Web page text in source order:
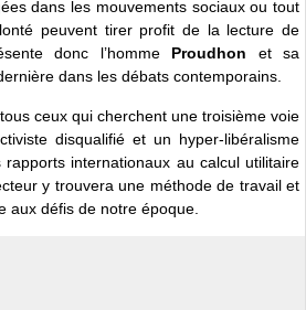
dans les mouvements sociaux ou tout
peuvent tirer profit de la lecture de
donc l’homme Proudhon et sa
dans les débats contemporains.
ceux qui cherchent une troisième voie
disqualifié et un hyper-libéralisme
internationaux au calcul utilitaire
y trouvera une méthode de travail et
aux défis de notre époque.